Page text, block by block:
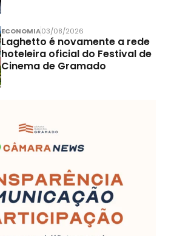
ECONOMIA03/08/2026
Laghetto é novamente a rede
hoteleira oficial do Festival de
Cinema de Gramado